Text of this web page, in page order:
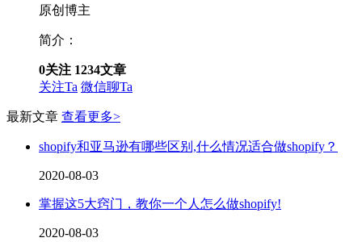
原创博主
简介：
0关注 1234文章
关注Ta 微信聊Ta
最新文章 查看更多>
shopify和亚马逊有哪些区别,什么情况适合做shopify？
2020-08-03
掌握这5大窍门，教你一个人怎么做shopify!
2020-08-03